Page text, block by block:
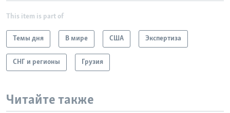
This item is part of
Темы дня В мире США Экспертиза
СНГ и регионы Грузия
Читайте также